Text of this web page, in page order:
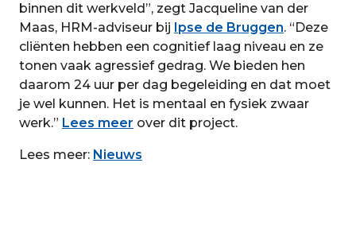
binnen dit werkveld”, zegt Jacqueline van der
Maas, HRM-adviseur bij Ipse de Bruggen. “Deze
cliënten hebben een cognitief laag niveau en ze
tonen vaak agressief gedrag. We bieden hen
daarom 24 uur per dag begeleiding en dat moet
je wel kunnen. Het is mentaal en fysiek zwaar
werk.” Lees meer over dit project.
Lees meer: Nieuws